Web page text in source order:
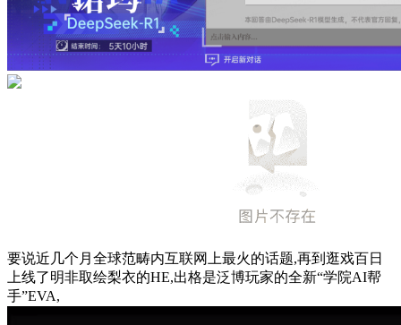
要说近几个月全球范畴内互联网上最火的话题,再到逛戏百日
上线了明非取绘梨衣的HE,出格是泛博玩家的全新“学院AI帮
手”EVA,